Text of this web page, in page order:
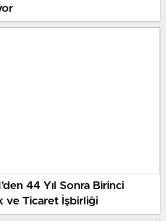
44 Yıl Sonra Birinci
ve Ticaret İşbirliği